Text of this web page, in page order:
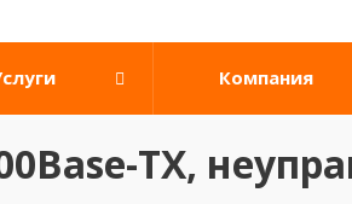
Компания
TX,